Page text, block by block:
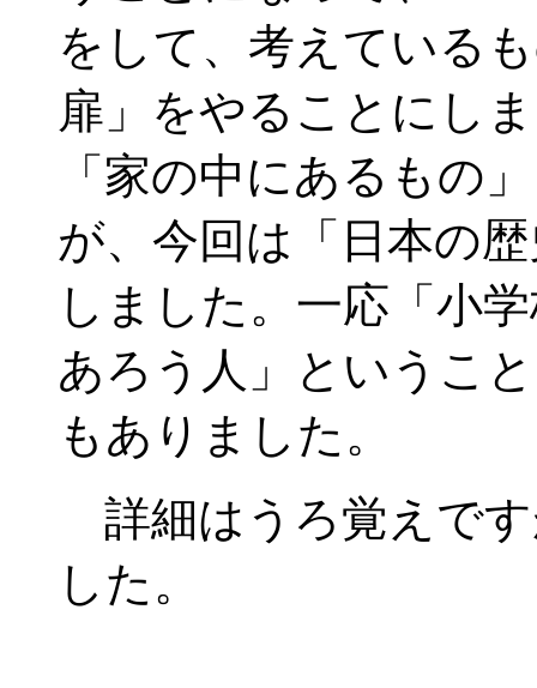
をして、考えている
扉」をやることにし
「家の中にあるもの
が、今回は「日本の
しました。一応「小
あろう人」というこ
もありました。
詳細はうろ覚えで
した。